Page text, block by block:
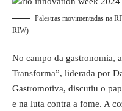
Palestras movimentadas na
RIW)
No campo da gastronomia,
Transforma”, liderada por
Gastromotiva, discutiu o
e na luta contra a fome. A